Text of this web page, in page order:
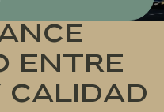
ENTRE
CALIDAD